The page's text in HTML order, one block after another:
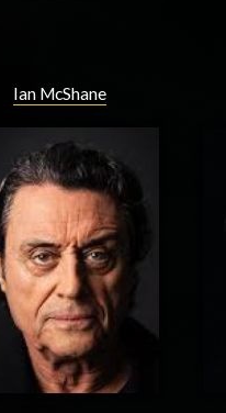
Ian McShane